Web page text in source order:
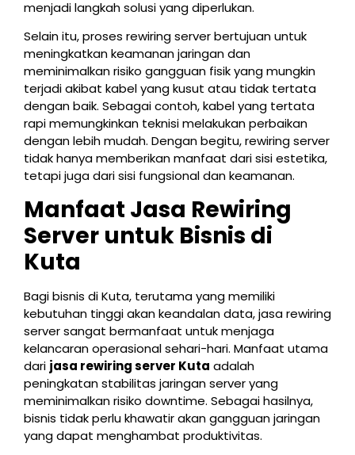
menjadi langkah solusi yang diperlukan.
Selain itu, proses rewiring server bertujuan untuk
meningkatkan keamanan jaringan dan
meminimalkan risiko gangguan fisik yang mungkin
terjadi akibat kabel yang kusut atau tidak tertata
dengan baik. Sebagai contoh, kabel yang tertata
rapi memungkinkan teknisi melakukan perbaikan
dengan lebih mudah. Dengan begitu, rewiring server
tidak hanya memberikan manfaat dari sisi estetika,
tetapi juga dari sisi fungsional dan keamanan.
Manfaat Jasa Rewiring
Server untuk Bisnis di
Kuta
Bagi bisnis di Kuta, terutama yang memiliki
kebutuhan tinggi akan keandalan data, jasa rewiring
server sangat bermanfaat untuk menjaga
kelancaran operasional sehari-hari. Manfaat utama
dari jasa rewiring server Kuta adalah
peningkatan stabilitas jaringan server yang
meminimalkan risiko downtime. Sebagai hasilnya,
bisnis tidak perlu khawatir akan gangguan jaringan
yang dapat menghambat produktivitas.